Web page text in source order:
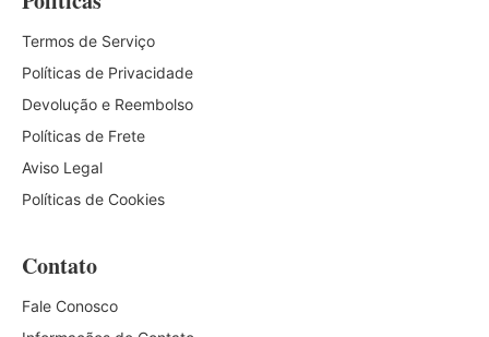
Termos de Serviço
Políticas de Privacidade
Devolução e Reembolso
Políticas de Frete
Aviso Legal
Políticas de Cookies
Contato
Fale Conosco